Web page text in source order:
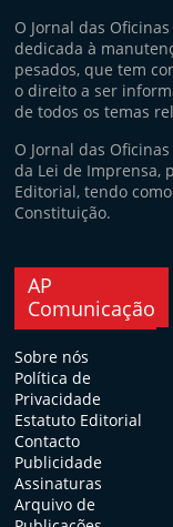
O Jornal das
dedicada à
pesados, que tem
o direito a ser
de todos os temas
O Jornal das
da Lei de Imprensa,
Editorial, tendo
Constituição.
AP
Comunicação
Sobre nós
Política de
Privacidade
Estatuto Editorial
Contacto
Publicidade
Assinaturas
Arquivo de